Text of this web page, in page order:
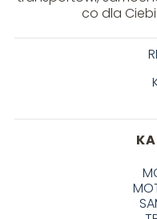
co dla